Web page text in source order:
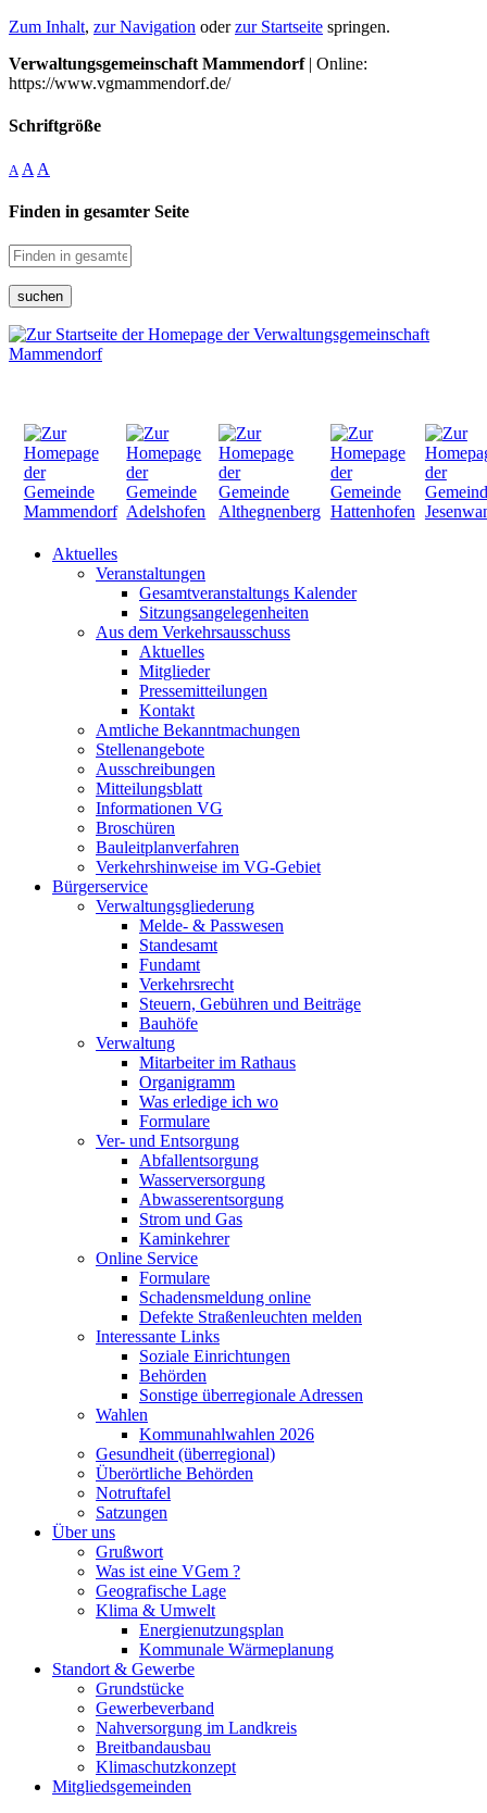
Zum Inhalt, zur Navigation oderzur Startseite springen.
Verwaltungsgemeinschaft Mammendorf| Online:
https://www.vgmammendorf.de/
Schriftgröße
A A A
Finden in gesamter Seite
suchen
Aktuelles
Veranstaltungen
Gesamtveranstaltungs Kalender
Sitzungsangelegenheiten
Aus dem Verkehrsausschuss
Aktuelles
Mitglieder
Pressemitteilungen
Kontakt
Amtliche Bekanntmachungen
Stellenangebote
Ausschreibungen
Mitteilungsblatt
Informationen VG
Broschüren
Bauleitplanverfahren
Verkehrshinweise im VG-Gebiet
Bürgerservice
Verwaltungsgliederung
Melde- & Passwesen
Standesamt
Fundamt
Verkehrsrecht
Steuern, Gebühren und Beiträge
Bauhöfe
Verwaltung
Mitarbeiter im Rathaus
Organigramm
Was erledige ich wo
Formulare
Ver- und Entsorgung
Abfallentsorgung
Wasserversorgung
Abwasserentsorgung
Strom und Gas
Kaminkehrer
Online Service
Formulare
Schadensmeldung online
Defekte Straßenleuchten melden
Interessante Links
Soziale Einrichtungen
Behörden
Sonstige überregionale Adressen
Wahlen
Kommunahlwahlen 2026
Gesundheit (überregional)
Überörtliche Behörden
Notruftafel
Satzungen
Über uns
Grußwort
Was ist eine VGem ?
Geografische Lage
Klima & Umwelt
Energienutzungsplan
Kommunale Wärmeplanung
Standort & Gewerbe
Grundstücke
Gewerbeverband
Nahversorgung im Landkreis
Breitbandausbau
Klimaschutzkonzept
Mitgliedsgemeinden